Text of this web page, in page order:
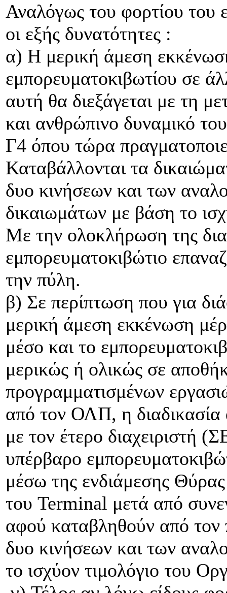
Αναλόγως του φορτίου του
οι εξής δυνατότητες :
α) Η μερική άμεση
εμπορευματοκιβωτίου σε
αυτή θα διεξάγεται με τη
και ανθρώπινο δυναμικό
Γ4 όπου τώρα
Καταβάλλονται τα
δυο κινήσεων και των
δικαιωμάτων με βάση το
Με την ολοκλήρωση της
εμπορευματοκιβώτιο
την πύλη.
β) Σε περίπτωση που για
μερική άμεση εκκένωση
μέσο και το
μερικώς ή ολικώς σε
προγραμματισμένων
από τον ΟΛΠ, η διαδικασία
με τον έτερο διαχειριστή
υπέρβαρο
μέσω της ενδιάμεσης Θύρας
του Terminal μετά από
αφού καταβληθούν από τον
δυο κινήσεων και των
το ισχύον τιμολόγιο του